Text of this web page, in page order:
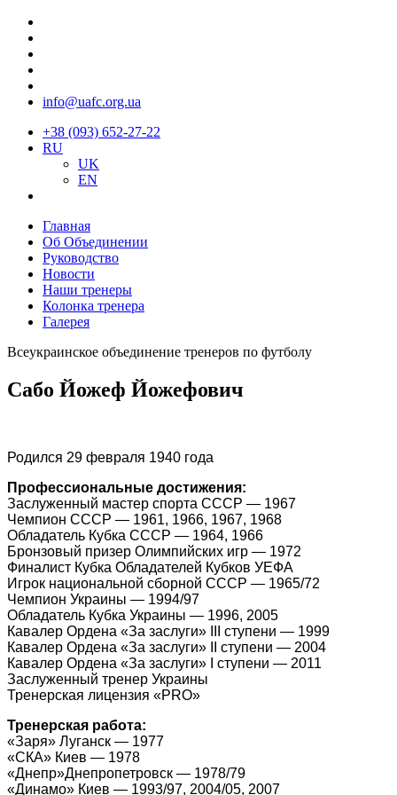
info@uafc.org.ua
+38 (093) 652-27-22
RU
UK
EN
Главная
Об Объединении
Руководство
Новости
Наши тренеры
Колонка тренера
Галерея
Всеукраинское объединение тренеров по футболу
Сабо Йожеф Йожефович
Родился 29 февраля 1940 года
Профессиональные достижения:
Заслуженный мастер спорта СССР — 1967
Чемпион СССР — 1961, 1966, 1967, 1968
Обладатель Кубка СССР — 1964, 1966
Бронзовый призер Олимпийских игр — 1972
Финалист Кубка Обладателей Кубков УЕФА
Игрок национальной сборной СССР — 1965/72
Чемпион Украины — 1994/97
Обладатель Кубка Украины — 1996, 2005
Кавалер Ордена «За заслуги» III ступени — 1999
Кавалер Ордена «За заслуги» II ступени — 2004
Кавалер Ордена «За заслуги» I ступени — 2011
Заслуженный тренер Украины
Тренерская лицензия «PRO»
Тренерская работа:
«Заря» Луганск — 1977
«СКА» Киев — 1978
«Днепр»Днепропетровск — 1978/79
«Динамо» Киев — 1993/97, 2004/05, 2007